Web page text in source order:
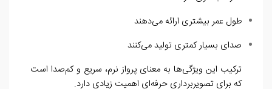
طول عمر بیشتری ارائه می‌دهند
صدای بسیار کمتری تولید می‌کنند
ترکیب این ویژگی‌ها به معنای پرواز نرم، سریع و کم‌صدا است
که برای تصویربرداری حرفه‌ای اهمیت زیادی دارد.